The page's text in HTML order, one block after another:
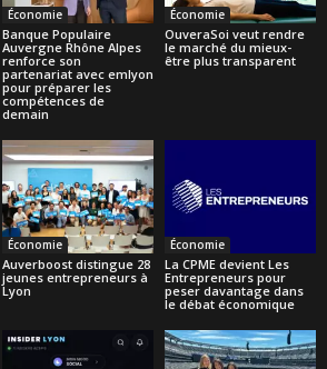
Économie
Banque Populaire
Auvergne Rhône Alpes
renforce son
partenariat avec emlyon
pour préparer les
compétences de
demain
Économie
OuveraSoi veut rendre
le marché du mieux-
être plus transparent
Économie
Auverboost distingue 28
jeunes entrepreneurs à
Lyon
Économie
La CPME devient Les
Entrepreneurs pour
peser davantage dans
le débat économique